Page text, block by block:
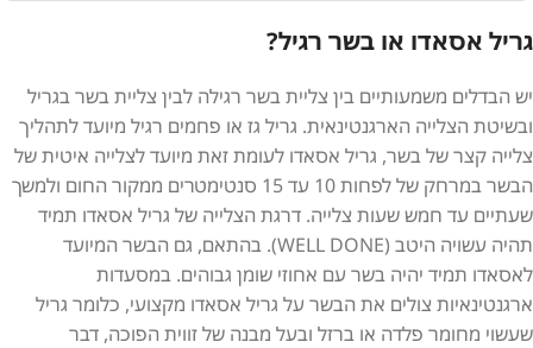
גריל אסאדו או בשר רגיל?
יש הבדלים משמעותיים בין צליית בשר רגילה לבין צליית בשר בגריל
ובשיטת הצלייה הארגנטינאית. גריל גז או פחמים רגיל מיועד לתהליך
צלייה קצר של בשר, גריל אסאדו לעומת זאת מיועד לצלייה איטית של
הבשר במרחק של לפחות 10 עד 15 סנטימטרים ממקור החום ולמשך
שעתיים עד חמש שעות צלייה. דרגת הצלייה של גריל אסאדו תמיד
תהיה עשויה היטב (WELL DONE). בהתאם, גם הבשר המיועד
לאסאדו תמיד יהיה בשר עם אחוזי שומן גבוהים. במסעדות
ארגנטינאיות צולים את הבשר על גריל אסאדו מקצועי, כלומר גריל
שעשוי מחומר פלדה או ברזל ובעל מבנה של זווית הפוכה, דבר